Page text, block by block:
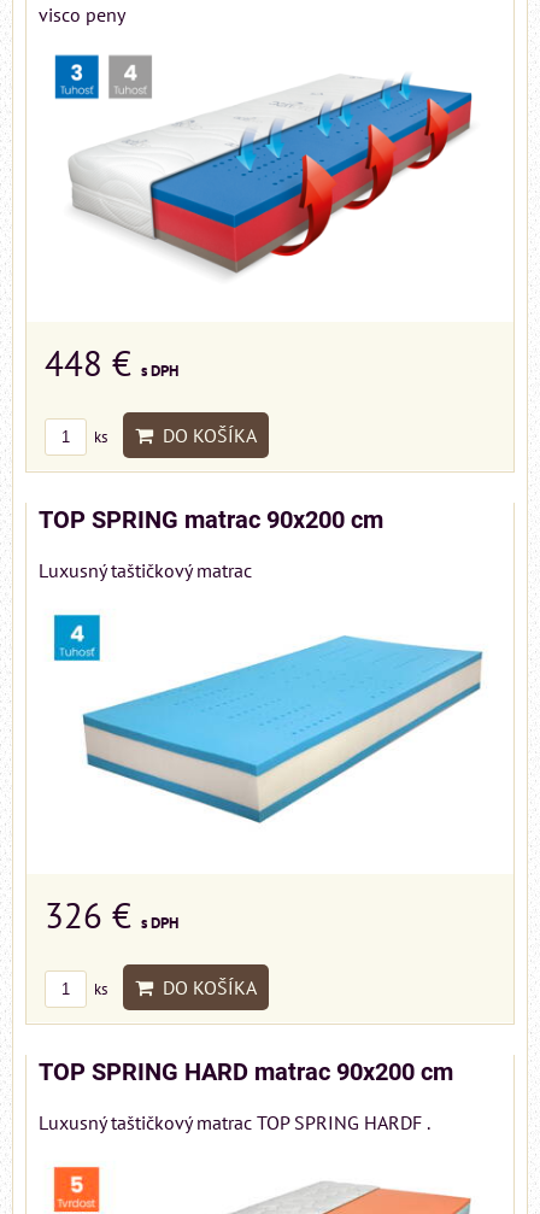
visco peny
448 € s DPH
ks DO KOŠÍKA
TOP SPRING matrac 90x200 cm
Luxusný taštičkový matrac
326 € s DPH
ks DO KOŠÍKA
TOP SPRING HARD matrac 90x200 cm
Luxusný taštičkový matrac TOP SPRING HARDF .